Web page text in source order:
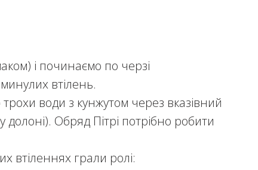
і починаємо по черзі
втілень.
води з кунжутом через вказівний
долоні). Обряд Пітрі потрібно робити
втіленнях грали ролі: